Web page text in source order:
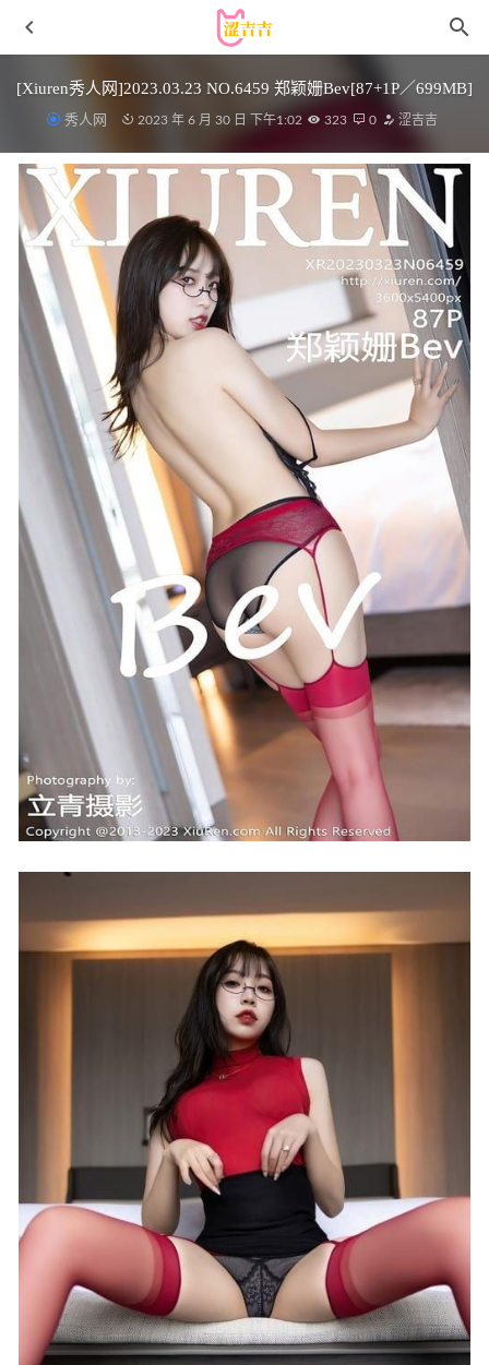
[Xiuren秀人网]2023.03.23 NO.6459 郑颖姗Bev[87+1P／699MB]
秀人网 2023 年 6 月 30 日 下午1:02 323 0 涩吉吉
Sally Dorasnow – Yuzuriha [47P1V-396MB]
2025-04-25
[Xiuren秀人网]2024.12.20 NO.9629 王雨纯[90+1P/872MB]
2025-06-16
[YOUMI尤蜜荟] 2021.10.09 VOL.702 玥儿玥er[53+1P／
528MB] 2023-01-05
[Xiuren秀人网]2024.04.30 NO.8478 妲己
_Toxic[88+1P/713MB]
2024-08-05
[Xiuren秀人网]2023.11.16 NO.7673 梦心玥[86+1P/714MB]
2024-02-08